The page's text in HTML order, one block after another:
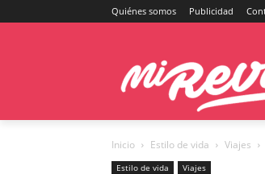
Quiénes somos Publicidad
Inicio Estilo de vida Viajes
Estilo de vida Viajes